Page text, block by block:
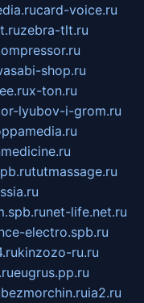
card-voice.ru
zebra-tlt.ru
shop.ru
x-ton.ru
lyubov-i-grom.ru
tutmassage.ru
net-life.net.ru
electro.spb.ru
kinzozo-ru.ru
eugrus.pp.ru
bezmorchin.ruia2.ru